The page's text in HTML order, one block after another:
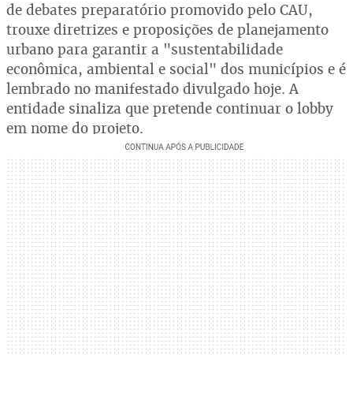
de debates preparatório promovido pelo CAU,
trouxe diretrizes e proposições de planejamento
urbano para garantir a "sustentabilidade
econômica, ambiental e social" dos municípios e é
lembrado no manifestado divulgado hoje. A
entidade sinaliza que pretende continuar o lobby
em nome do projeto.